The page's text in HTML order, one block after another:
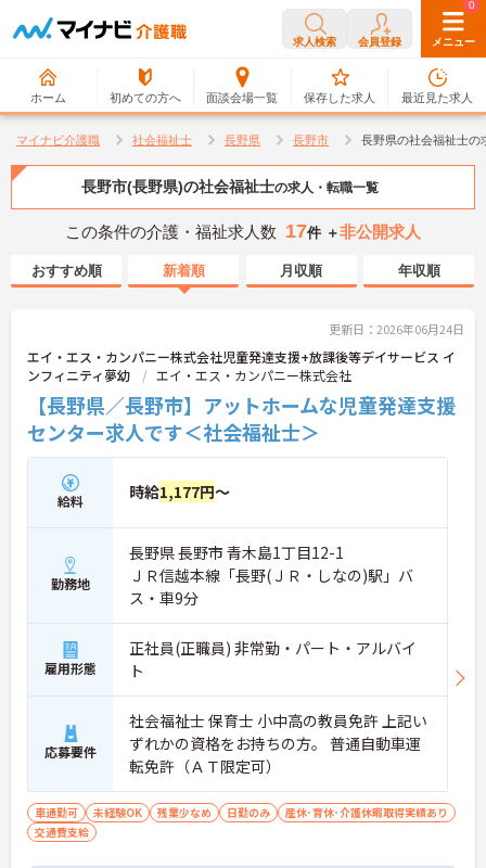
求人検索 会員登録 メニュー
ホーム 初めての方へ 面談会場一覧
0
保存した求人
0
最近見た求人
マイナビ介護職 社会福祉士 長野県 長野市 長野県の社会福祉士の
長野市(長野県)の社会福祉士の求人・転職一覧
この条件の介護・福祉求人数 17件 ＋非公開求人
おすすめ順 新着順 月収順 年収順
更新日：2026年06月24日
エイ・エス・カンパニー株式会社児童発達支援+放課後等デイサービス イ
ンフィニティ夢幼
エイ・エス・カンパニー株式会社
【長野県／長野市】アットホームな児童発達支援
センター求人です＜社会福祉士＞
給料 時給1,177円～
勤務地
長野県 長野市 青木島1丁目12-1
ＪＲ信越本線「長野(ＪＲ・しなの)駅」バ
ス・車9分
雇用形態
正社員(正職員) 非常勤・パート・アルバイ
ト
応募要件
社会福祉士 保育士 小中高の教員免許 上記い
ずれかの資格をお持ちの方。 普通自動車運
転免許（ＡＴ限定可）
車通勤可 未経験OK 残業少なめ 日勤のみ
産休･育休･介護休暇取得実績あり
交通費支給